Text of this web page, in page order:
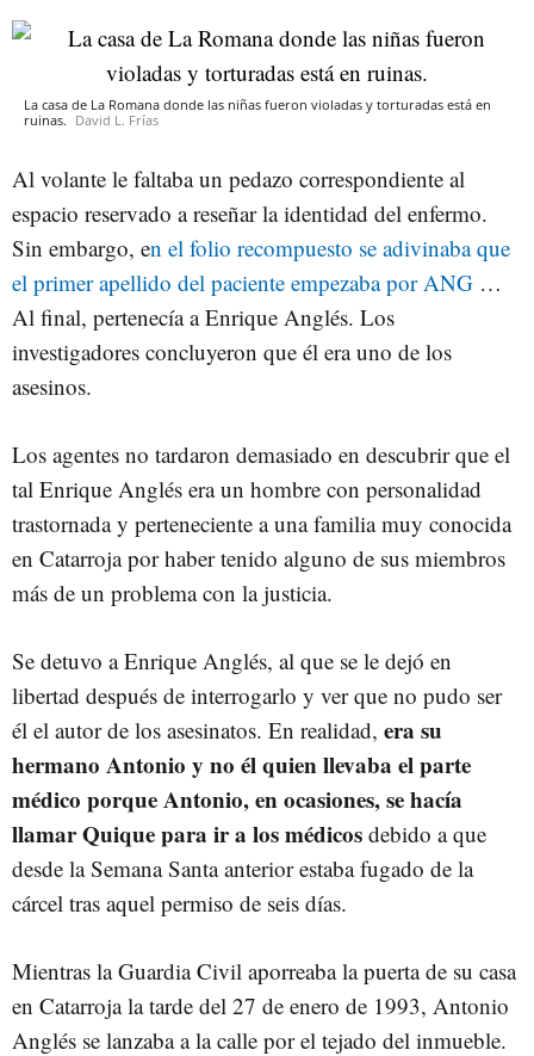
La casa de La Romana donde las niñas fueron violadas y torturadas está en
ruinas. David L. Frías
Al volante le faltaba un pedazo correspondiente al
espacio reservado a reseñar la identidad del enfermo.
Sin embargo, en el folio recompuesto se adivinaba que
el primer apellido del paciente empezaba por ANG …
Al final, pertenecía a Enrique Anglés. Los
investigadores concluyeron que él era uno de los
asesinos.
Los agentes no tardaron demasiado en descubrir que el
tal Enri­que Anglés era un hombre con personalidad
trastornada y pertene­ciente a una familia muy conocida
en Catarroja por haber tenido alguno de sus miembros
más de un problema con la justicia.
Se detuvo a Enrique Anglés, al que se le dejó en
libertad después de interrogarlo y ver que no pudo ser
él el autor de los asesinatos. En realidad, era su
hermano Antonio y no él quien llevaba el parte
médico porque Antonio, en ocasiones, se hacía
llamar Quique para ir a los médicos debido a que
desde la Semana Santa anterior estaba fugado de la
cárcel tras aquel permiso de seis días.
Mientras la Guardia Civil aporreaba la puerta de su casa
en Catarroja la tarde del 27 de enero de 1993, Antonio
Anglés se lanzaba a la calle por el tejado del inmueble.